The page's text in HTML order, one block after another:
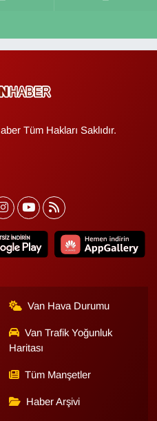
Tüm Hakları Saklıdır.
Van Hava Durumu
Van Trafik Yoğunluk
Haritası
Tüm Manşetler
Haber Arşivi